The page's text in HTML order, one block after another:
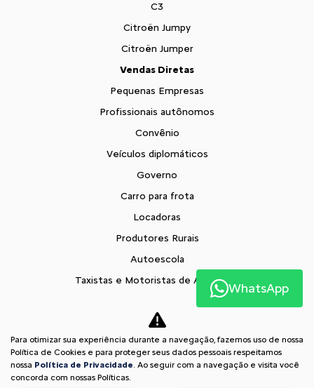
C3
Citroën Jumpy
Citroën Jumper
Vendas Diretas
Pequenas Empresas
Profissionais autônomos
Convênio
Veículos diplomáticos
Governo
Carro para frota
Locadoras
Produtores Rurais
Autoescola
Taxistas e Motoristas de Aplicativo
Soluções financeiras
Consórcio
Seguros
WhatsApp
Para otimizar sua experiência durante a navegação, fazemos uso de nossa
Política de Cookies e para proteger seus dados pessoais respeitamos
nossa Política de Privacidade. Ao seguir com a navegação e visita você
concorda com nossas Políticas.